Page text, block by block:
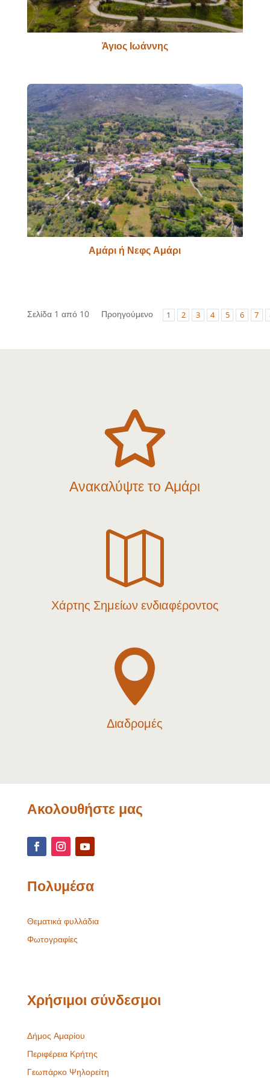
Άγιος Ιωάννης
Αμάρι ή Νεφς Αμάρι
Σελίδα 1 από 10 Προηγούμενο 1 2 3 4 5 6 7

Ανακαλύψτε το Αμάρι

Χάρτης Σημείων ενδιαφέροντος

Διαδρομές
Ακολουθήστε μας
Πολυμέσα
Θεματικά φυλλάδια
Φωτογραφίες
Χρήσιμοι σύνδεσμοι
Δήμος Αμαρίου
Περιφέρεια Κρήτης
Γεωπάρκο Ψηλορείτη